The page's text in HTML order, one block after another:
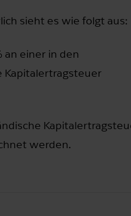
sieht es wie folgt aus:
einer in den
Kapitalertragsteuer
werden.